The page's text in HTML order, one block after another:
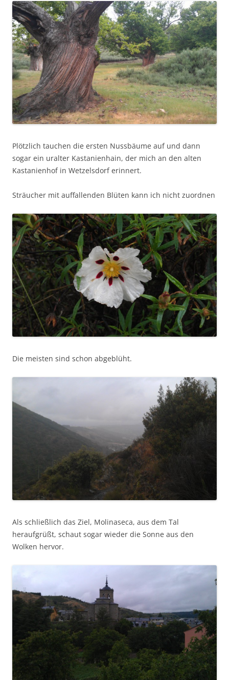
Plötzlich tauchen die ersten Nussbäume auf und dann
sogar ein uralter Kastanienhain, der mich an den alten
Kastanienhof in Wetzelsdorf erinnert.
Sträucher mit auffallenden Blüten kann ich nicht zuordnen
Die meisten sind schon abgeblüht.
Als schließlich das Ziel, Molinaseca, aus dem Tal
heraufgrüßt, schaut sogar wieder die Sonne aus den
Wolken hervor.